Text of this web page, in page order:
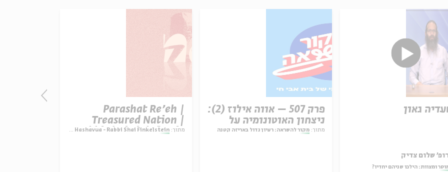
Parashat Re’eh |
Treasured Nation |
Rabbi Shai Finkelstein
מתוך: Parashat Hashavua - Rabbi Shai Finkelstein
פרק 507 – אווה אילוז (2):
ניצחון האוטונומיה על
המחויבות
מתוך: מקור להשראה: רעיון גדול באריזה קטנה
גאון
שלום צדיק
ומצוות: הילכו שניהם יחדיו?